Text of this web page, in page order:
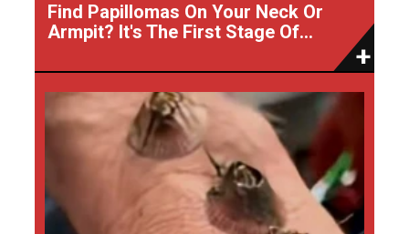
Find Papillomas On Your Neck Or
Armpit? It's The First Stage Of...